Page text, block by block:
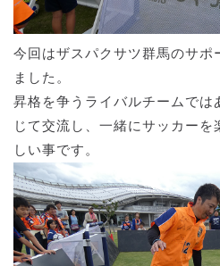
今回はザスパクサツ群馬のサポ
ました。
昇格を争うライバルチームでは
じて交流し、一緒にサッカー
しい事です。